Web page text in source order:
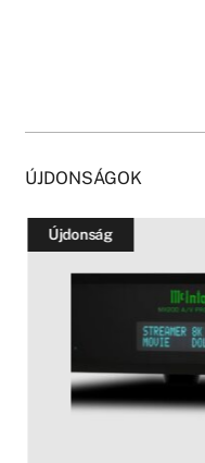
ÚJDONSÁGOK
Újdonság